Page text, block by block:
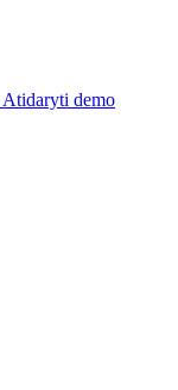
Atidaryti demo